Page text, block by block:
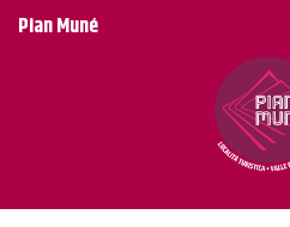
Pian Muné